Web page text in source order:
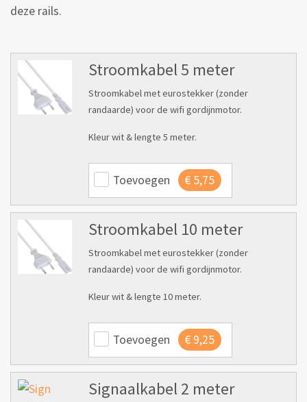
deze rails.
Stroomkabel 5 meter
Stroomkabel met eurostekker (zonder
randaarde) voor de wifi gordijnmotor.
Kleur wit & lengte 5 meter.
Toevoegen €5,75
Stroomkabel 10 meter
Stroomkabel met eurostekker (zonder
randaarde) voor de wifi gordijnmotor.
Kleur wit & lengte 10 meter.
Toevoegen €9,25
Signaalkabel 2 meter